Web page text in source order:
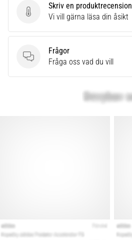
Skriv en produktrecension
Skriv en produktrecension
Vi vill gärna läsa din åsikt
Frågor
Frågor
Fråga oss vad du vill